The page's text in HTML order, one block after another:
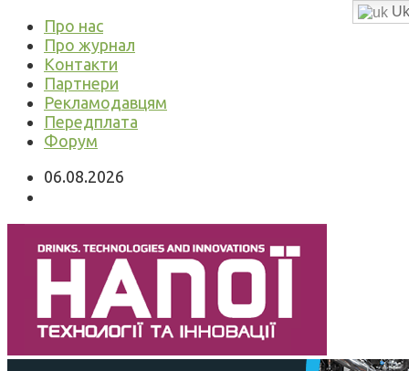
Про нас
Про журнал
Контакти
Партнери
Рекламодавцям
Передплата
Форум
06.08.2026